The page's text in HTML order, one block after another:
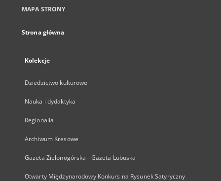
MAPA STRONY
Strona główna
Kolekcje
Dziedzictwo kulturowe
Nauka i dydaktyka
Regionalia
Archiwum Kresowe
Gazeta Zielonogórska - Gazeta Lubuska
Otwarty Międzynarodowy Konkurs na Rysunek Satyryczny